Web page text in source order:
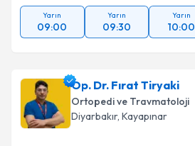
Yarın
09:00
Yarın
09:30
Yarın
10:00
Op. Dr. Fırat Tiryaki
Ortopedi ve Travmatoloji
Diyarbakır, Kayapınar